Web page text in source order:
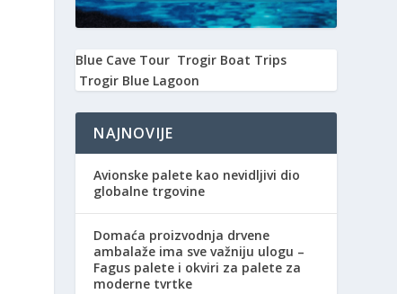
Blue Cave Tour Trogir Boat Trips
Trogir Blue Lagoon
NAJNOVIJE
Avionske palete kao nevidljivi dio
globalne trgovine
Domaća proizvodnja drvene
ambalaže ima sve važniju ulogu –
Fagus palete i okviri za palete za
moderne tvrtke